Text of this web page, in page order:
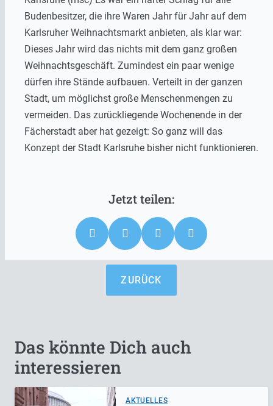
Budenbesitzer, die ihre Waren Jahr für Jahr auf dem
Karlsruher Weihnachtsmarkt anbieten, als klar war:
Dieses Jahr wird das nichts mit dem ganz großen
Weihnachtsgeschäft. Zumindest ein paar wenige
dürfen ihre Stände aufbauen. Verteilt in der ganzen
Stadt, um möglichst große Menschenmengen zu
vermeiden. Das zurückliegende Wochenende in der
Fächerstadt aber hat gezeigt: So ganz will das
Konzept der Stadt Karlsruhe bisher nicht funktionieren.
ZURÜCK
Das könnte Dich auch
interessieren
AKTUELLES